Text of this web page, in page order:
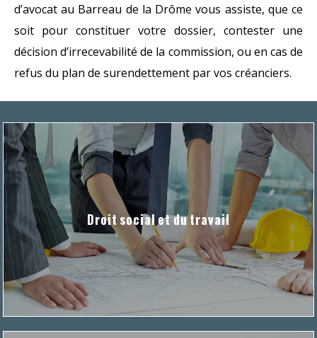
d’avocat au Barreau de la Drôme vous assiste, que ce
soit pour constituer votre dossier, contester une
décision d’irrecevabilité de la commission, ou en cas de
refus du plan de surendettement par vos créanciers.
Droit social et du travail